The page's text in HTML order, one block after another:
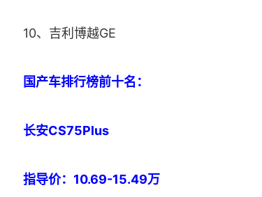
10、吉利博越GE
国产车排行榜前十名：
长安CS75Plus
指导价：10.69-15.49万